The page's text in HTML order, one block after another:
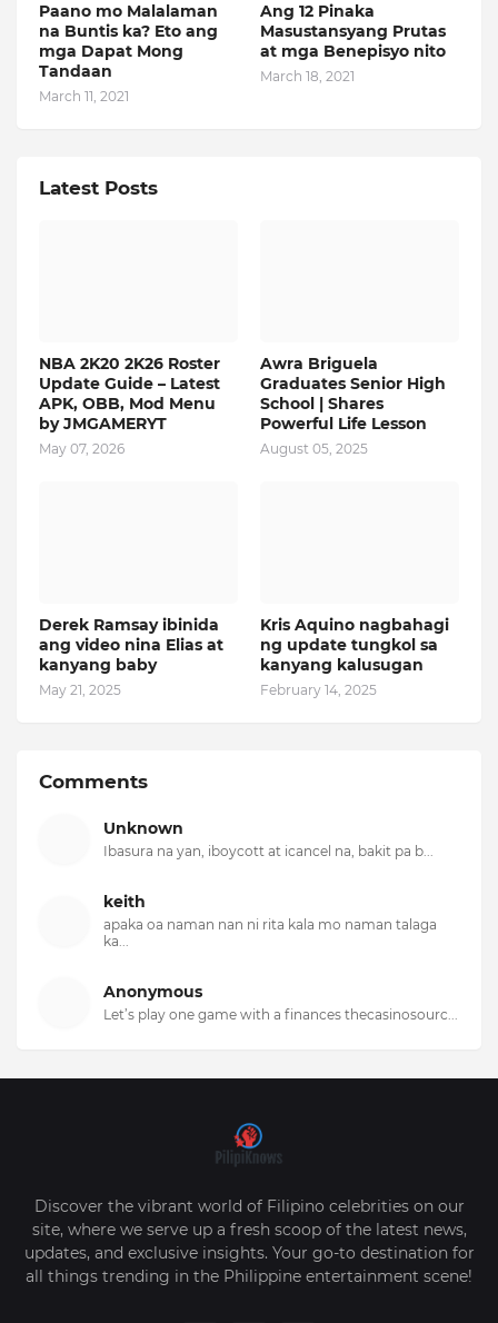
Paano mo Malalaman
na Buntis ka? Eto ang
mga Dapat Mong
Tandaan
March 11, 2021
Ang 12 Pinaka
Masustansyang Prutas
at mga Benepisyo nito
March 18, 2021
Latest Posts
NBA 2K20 2K26 Roster
Update Guide – Latest
APK, OBB, Mod Menu
by JMGAMERYT
May 07, 2026
Awra Briguela
Graduates Senior High
School | Shares
Powerful Life Lesson
August 05, 2025
Derek Ramsay ibinida
ang video nina Elias at
kanyang baby
May 21, 2025
Kris Aquino nagbahagi
ng update tungkol sa
kanyang kalusugan
February 14, 2025
Comments
Unknown
Ibasura na yan, iboycott at icancel na, bakit pa b...
keith
apaka oa naman nan ni rita kala mo naman talaga
ka...
Anonymous
Let’s play one game with a finances thecasinosourc...
Discover the vibrant world of Filipino celebrities on our
site, where we serve up a fresh scoop of the latest news,
updates, and exclusive insights. Your go-to destination for
all things trending in the Philippine entertainment scene!